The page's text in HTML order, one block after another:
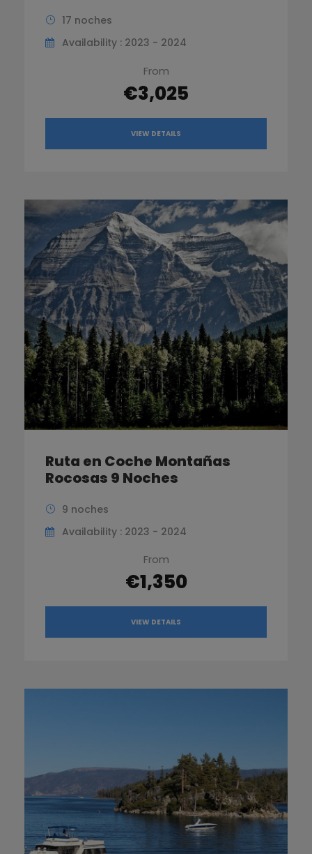
17 noches
Availability : 2023 - 2024
From
€3,025
VIEW DETAILS
Ruta en Coche Montañas
Rocosas 9 Noches
9 noches
Availability : 2023 - 2024
From
€1,350
VIEW DETAILS